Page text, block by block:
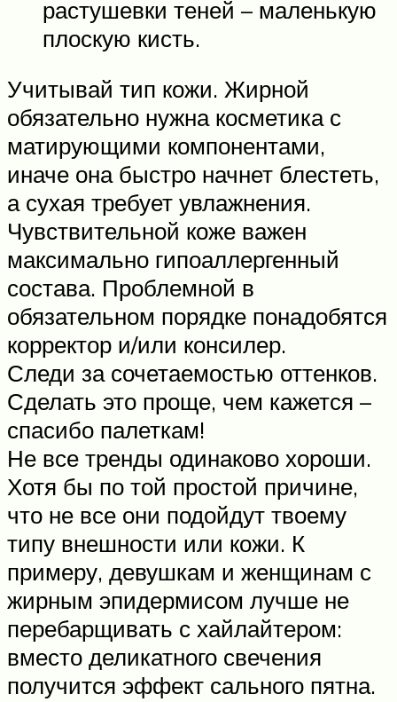
растушевки теней – маленькую
плоскую кисть.
Учитывай тип кожи. Жирной
обязательно нужна косметика с
матирующими компонентами,
иначе она быстро начнет блестеть,
а сухая требует увлажнения.
Чувствительной коже важен
максимально гипоаллергенный
состава. Проблемной в
обязательном порядке понадобятся
корректор и/или консилер.
Следи за сочетаемостью оттенков.
Сделать это проще, чем кажется –
спасибо палеткам!
Не все тренды одинаково хороши.
Хотя бы по той простой причине,
что не все они подойдут твоему
типу внешности или кожи. К
примеру, девушкам и женщинам с
жирным эпидермисом лучше не
перебарщивать с хайлайтером:
вместо деликатного свечения
получится эффект сального пятна.